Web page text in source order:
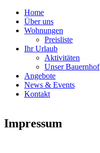
Skip to navigation
Direkt zum Inhalt
Home
Über uns
Wohnungen
Preisliste
Ihr Urlaub
Aktivitäten
Unser Bauernhof
Angebote
News & Events
Kontakt
Impressum